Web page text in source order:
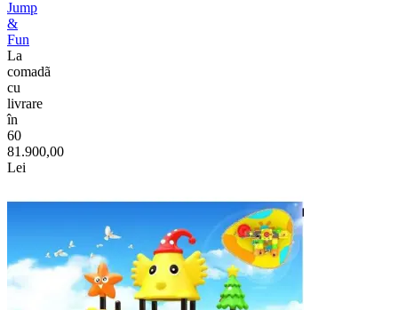
Jump
&
Fun
La
comadã
cu
livrare
în
60
81.900,00
Lei